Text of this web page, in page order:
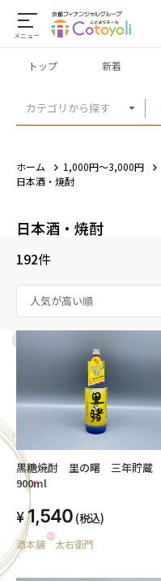
メニュー
カテゴリから探す
トップ 新着
ホーム 1,000円～3,000円
日本酒・焼酎
日本酒・焼酎
192件
黒糖焼酎 里の曙 三年貯蔵
900ml
1,540 (税込)
酒本舗 太右衛門